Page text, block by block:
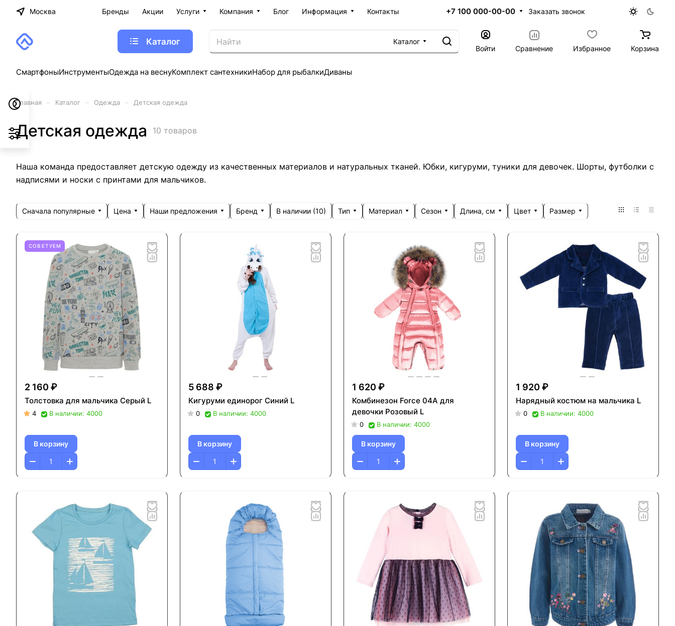
Москва Бренды Акции Услуги Компания Блог Информация Контакты +7 100 000-00-00 Заказать звонок
Каталог
Каталог
Войти
Сравнение Избранное Корзина
СмартфоныИнструментыОдежда на веснуКомплект сантехникиНабор для рыбалкиДиваны
Главная Каталог Одежда Детская одежда
Детская одежда 10 товаров
Наша команда предоставляет детскую одежду из качественных материалов и натуральных тканей. Юбки, кигуруми, туники для девочек. Шорты, футболки с
надписями и носки с принтами для мальчиков.
Сначала популярные Цена Наши предложения Бренд В наличии (10) Тип Материал Сезон Длина, см Цвет Размер
СОВЕТУЕМ
2 160 ₽
Толстовка для мальчика Серый L
4 В наличии: 4000
В корзину
5 688 ₽
Кигуруми единорог Синий L
0 В наличии: 4000
В корзину
1 620 ₽
Комбинезон Force 04A для
девочки Розовый L
0 В наличии: 4000
В корзину
1 920 ₽
Нарядный костюм на мальчика L
0 В наличии: 4000
В корзину